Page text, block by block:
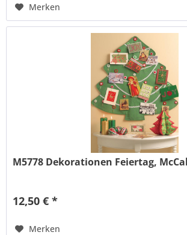
Merken
M5778 Dekorationen Feiertag,
12,50 € *
Merken